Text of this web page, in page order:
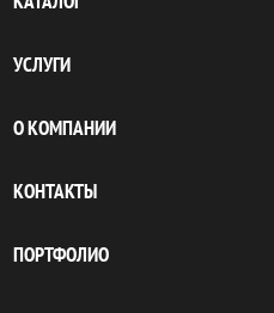
УСЛУГИ
О КОМПАНИИ
КОНТАКТЫ
ПОРТФОЛИО